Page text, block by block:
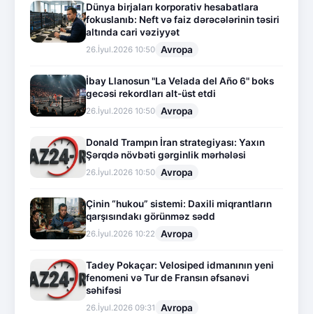
Dünya birjaları korporativ hesabatlara
fokuslanıb: Neft və faiz dərəcələrinin təsiri
altında cari vəziyyət
26.İyul.2026 10:50 Avropa
İbay Llanosun "La Velada del Año 6" boks
gecəsi rekordları alt-üst etdi
26.İyul.2026 10:50 Avropa
Donald Trampın İran strategiyası: Yaxın
Şərqdə növbəti gərginlik mərhələsi
26.İyul.2026 10:50 Avropa
Çinin “hukou” sistemi: Daxili miqrantların
qarşısındakı görünməz sədd
26.İyul.2026 10:22 Avropa
Tadey Pokaçar: Velosiped idmanının yeni
fenomeni və Tur de Fransın əfsanəvi
səhifəsi
26.İyul.2026 09:31 Avropa